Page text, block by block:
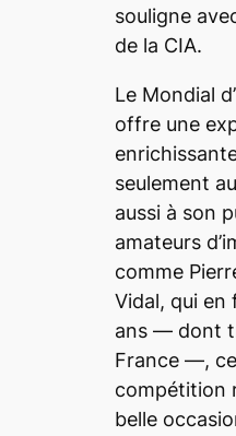
souligne
de la CIA.
Le Mondial
offre une
seulement
aussi à son
amateurs
comme
Vidal, qui en
ans — dont
France —,
compétition
belle